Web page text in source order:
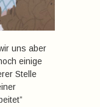
uns aber
einige
Stelle